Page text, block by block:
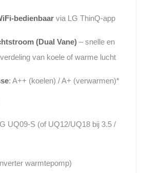
bedienbaar via LG ThinQ-app
(Dual Vane) – snelle en
van koele of warme lucht
: A++ (koelen) / A+ (verwarmen)*
UQ09-S (of UQ12/UQ18 bij 3.5 /
warmtepomp)